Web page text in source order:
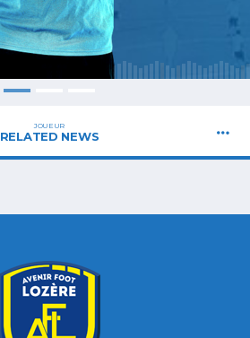
JOUEUR
RELATED NEWS